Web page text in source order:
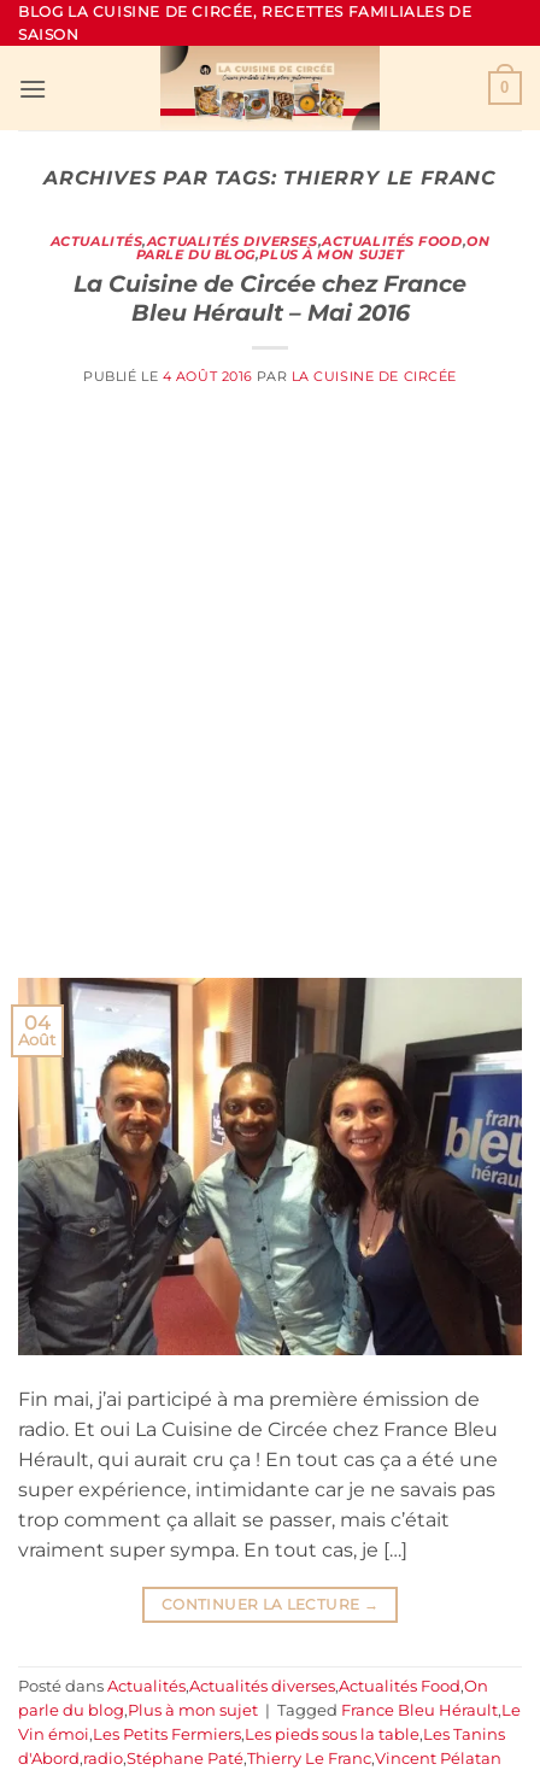
Passer
au
BLOG LA CUISINE DE CIRCÉE, RECETTES FAMILIALES DE
SAISON
0
ARCHIVES PAR TAGS: THIERRY LE FRANC
ACTUALITÉS,ACTUALITÉS DIVERSES,ACTUALITÉS FOOD,ON
PARLE DU BLOG,PLUS À MON SUJET
La Cuisine de Circée chez France
Bleu Hérault – Mai 2016
PUBLIÉ LE 4 AOÛT 2016 PAR LA CUISINE DE CIRCÉE
04
Août
Fin mai, j’ai participé à ma première émission de
radio. Et oui La Cuisine de Circée chez France Bleu
Hérault, qui aurait cru ça ! En tout cas ça a été une
super expérience, intimidante car je ne savais pas
trop comment ça allait se passer, mais c’était
vraiment super sympa. En tout cas, je […]
CONTINUER LA LECTURE →
Posté dans Actualités,Actualités diverses,Actualités Food,On
parle du blog,Plus à mon sujet | Tagged France Bleu Hérault,Le
Vin émoi,Les Petits Fermiers,Les pieds sous la table,Les Tanins
d'Abord,radio,Stéphane Paté,Thierry Le Franc,Vincent Pélatan